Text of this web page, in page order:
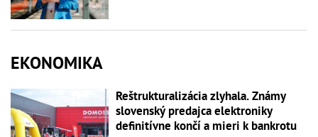
EKONOMIKA
Reštrukturalizácia zlyhala. Známy
slovenský predajca elektroniky
definitívne končí a mieri k bankrotu